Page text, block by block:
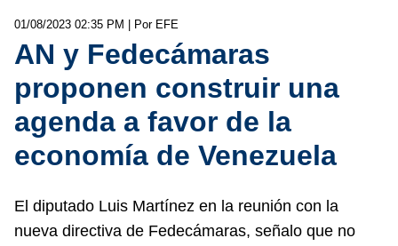
01/08/2023 02:35 PM | Por EFE
AN y Fedecámaras
proponen construir una
agenda a favor de la
economía de Venezuela
El diputado Luis Martínez en la reunión con la
nueva directiva de Fedecámaras, señalo que no